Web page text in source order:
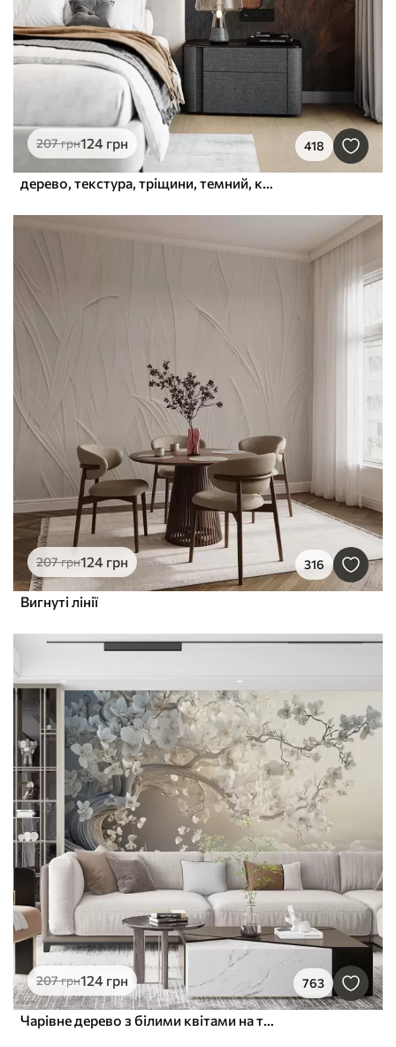
207грн124 грн 418
дерево, текстура, тріщини, темний, кора, поверхня
207грн124 грн 316
Вигнуті лінії
207грн124 грн 763
Чарівне дерево з білими квітами на тлі хмар в цікавому стилі в ніжних теплих тонах